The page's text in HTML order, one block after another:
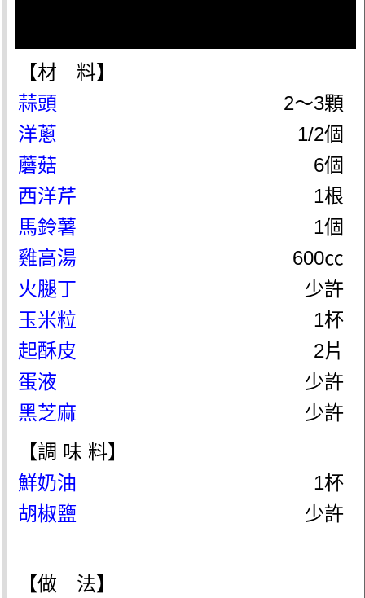
【材 料】
蒜頭
2～3顆
洋蔥
1/2個
蘑菇
6個
西洋芹
1根
馬鈴薯
1個
雞高湯
600㏄
火腿丁
少許
玉米粒
1杯
起酥皮
2片
蛋液
少許
黑芝麻
少許
【調 味 料】
鮮奶油
1杯
胡椒鹽
少許
【做 法】